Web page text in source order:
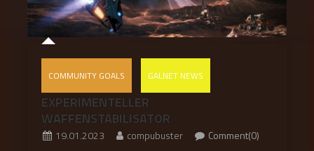
COMMUNITY GOALS GALNET NEWS
EXPERIMENTELLER
WAFFENSTABILISATOR
19.01.2023 compubuster Comment(0)